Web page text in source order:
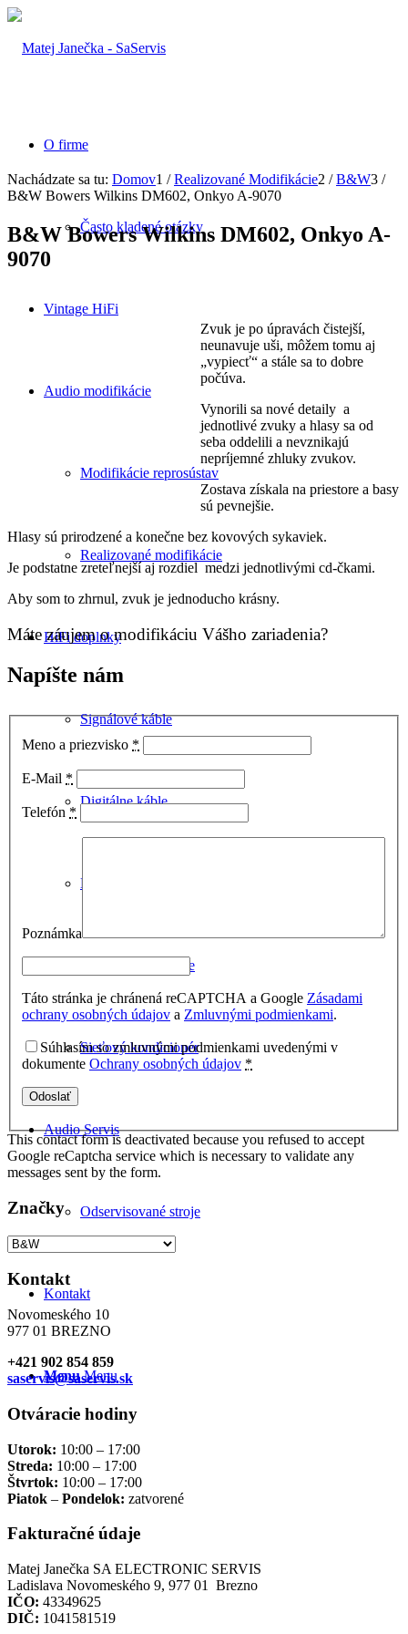
O firme
Často kladené otázky
Vintage HiFi
Audio modifikácie
Modifikácie reprosústav
Realizované modifikácie
HiFi doplnky
Signálové káble
Digitálne káble
Napájacie káble
Gramofónové káble
Sieťový kondicionér
Audio Servis
Odservisované stroje
Kontakt
Menu Menu
Nachádzate sa tu: Domov1 / Realizované Modifikácie2 / B&W3 /
B&W Bowers Wilkins DM602, Onkyo A-9070
B&W Bowers Wilkins DM602, Onkyo A-
9070
Zvuk je po úpravách čistejší,
neunavuje uši, môžem tomu aj
„vypiecť“ a stále sa to dobre
počúva.
Vynorili sa nové detaily a
jednotlivé zvuky a hlasy sa od
seba oddelili a nevznikajú
nepríjemné zhluky zvukov.
Zostava získala na priestore a basy
sú pevnejšie.
Hlasy sú prirodzené a konečne bez kovových sykaviek.
Je podstatne zreteľnejší aj rozdiel medzi jednotlivými cd-čkami.
Aby som to zhrnul, zvuk je jednoducho krásny.
Máte záujem o modifikáciu Vášho zariadenia?
Napíšte nám
Meno a priezvisko *
E-Mail *
Telefón *
Poznámka
Táto stránka je chránená reCAPTCHA a Google Zásadami
ochrany osobných údajov a Zmluvnými podmienkami.
Súhlasím so zmluvnými podmienkami uvedenými v
dokumente Ochrany osobných údajov *
This contact form is deactivated because you refused to accept
Google reCaptcha service which is necessary to validate any
messages sent by the form.
Značky
Kontakt
Novomeského 10
977 01 BREZNO
+421 902 854 859
saservis@saservis.sk
Otváracie hodiny
Utorok: 10:00 – 17:00
Streda: 10:00 – 17:00
Štvrtok: 10:00 – 17:00
Piatok – Pondelok: zatvorené
Fakturačné údaje
Matej Janečka SA ELECTRONIC SERVIS
Ladislava Novomeského 9, 977 01 Brezno
IČO: 43349625
DIČ: 1041581519